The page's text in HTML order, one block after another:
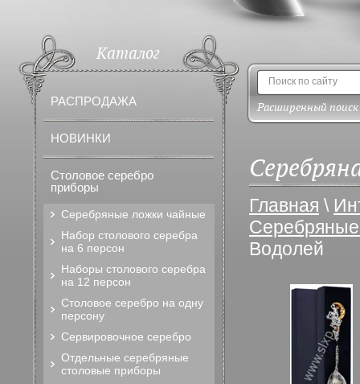
Расширенный поиск
Главная \
Водолей
Каталог
РАСПРОДАЖА
НОВИНКИ
Столовое серебро
приборы
Серебряные ложки чайные
Набор столового серебра
на 6 персон
Наборы столового серебра
на 12 персон
Столовое серебро на одну
персону
Сервировочное серебро
Отдельные серебряные
столовые приборы